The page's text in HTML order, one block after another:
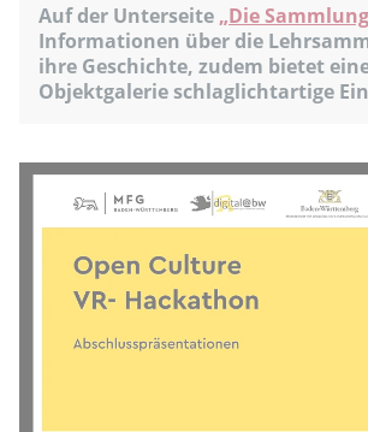
Auf der Unterseite „Die
Informationen über die
ihre Geschichte, zudem bietet
Objektgalerie schlaglichtartige